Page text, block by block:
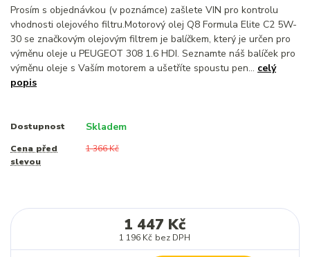
Prosím s objednávkou (v poznámce) zašlete VIN pro kontrolu
vhodnosti olejového filtru.Motorový olej Q8 Formula Elite C2 5W-
30 se značkovým olejovým filtrem je balíčkem, který je určen pro
výměnu oleje u PEUGEOT 308 1.6 HDI. Seznamte náš balíček pro
výměnu oleje s Vaším motorem a ušetříte spoustu pen... celý
popis
Dostupnost Skladem
Cena před
slevou
1 366 Kč
1 447 Kč
1 196 Kč bez DPH